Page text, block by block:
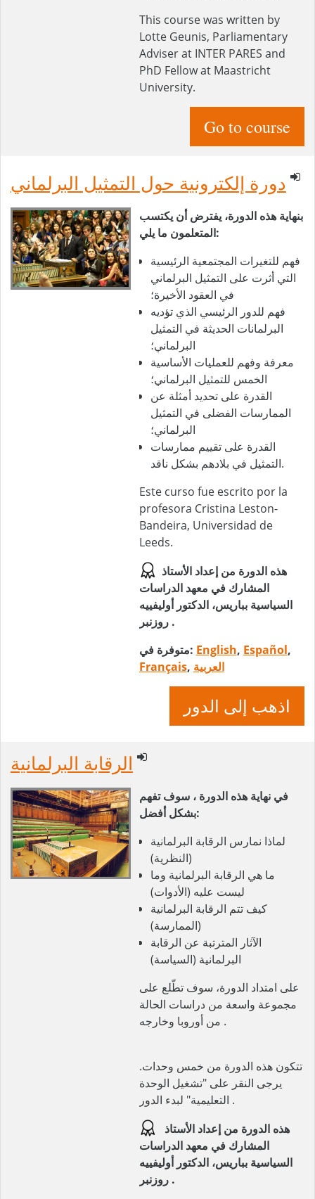
This course was written by
Lotte Geunis, Parliamentary
Adviser at INTER PARES and
PhD Fellow at Maastricht
University.
Go to course
دورة إلكترونية حول التمثيل البرلماني
بنهاية هذه الدورة، يفترض أن يكتسب
المتعلمون ما يلي:
فهم للتغيرات المجتمعية الرئيسية
التي أثرت على التمثيل البرلماني
في العقود الأخيرة؛
فهم للدور الرئيسي الذي تؤديه
البرلمانات الحديثة في التمثيل
البرلماني؛
معرفة وفهم للعمليات الأساسية
الخمس للتمثيل البرلماني؛
القدرة على تحديد أمثلة عن
الممارسات الفضلى في التمثيل
البرلماني؛
القدرة على تقييم ممارسات
التمثيل في بلادهم بشكل ناقد.
Este curso fue escrito por la
profesora Cristina Leston-
Bandeira, Universidad de
Leeds.
هذه الدورة من إعداد الأستاذ
المشارك في معهد الدراسات
السياسية بباريس، الدكتور أوليفييه
روزنبر .
متوفرة في: English, Español,
Français, العربية
اذهب إلى الدور
الرقابة البرلمانية
في نهاية هذه الدورة ، سوف تفهم
بشكل أفضل:
لماذا نمارس الرقابة البرلمانية
(النظرية)
ما هي الرقابة البرلمانية وما
ليست عليه (الأدوات)
كيف تتم الرقابة البرلمانية
(الممارسة)
الآثار المترتبة عن الرقابة
البرلمانية (السياسة)
على امتداد الدورة، سوف تطّلع على
مجموعة واسعة من دراسات الحالة
من أوروبا وخارجه .
تتكون هذه الدورة من خمس وحدات.
يرجى النقر على "تشغيل الوحدة
التعليمية" لبدء الدور .
المشارك في معهد الدراسات
السياسية بباريس، الدكتور أوليفييه
روزنبر .